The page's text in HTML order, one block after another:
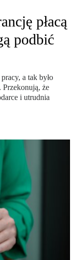
płacą
podbić
a tak było
Przekonują, że
i utrudnia